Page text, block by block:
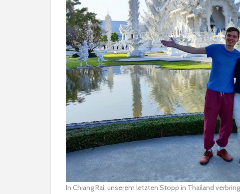
In Chiang Rai, unserem letzten Stopp in Thailand